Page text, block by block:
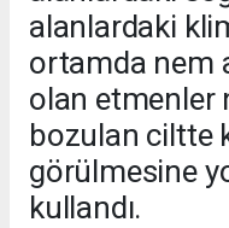
alanlardaki
ortamda nem
olan etmenler
bozulan ciltte
görülmesine
kullandı.